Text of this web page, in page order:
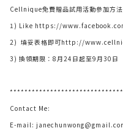
Cellnique免費贈品試用活動參加方法
1) Like https://
2) 填妥表格即可http://
3) 換領期限：8月24日起至9月30日
Contact Me:
E-mail: